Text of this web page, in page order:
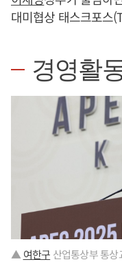
대미협상 태스크포스
경영활
▲ 여한구 산업통상부 통